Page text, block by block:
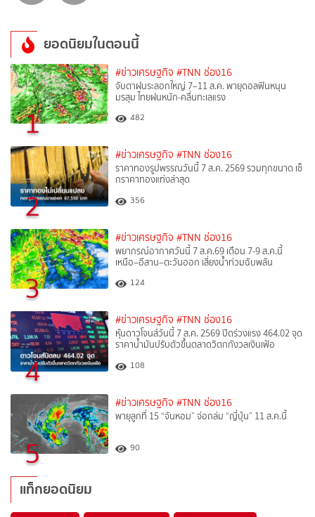
ยอดนิยมในตอนนี้
1
#ข่าวเศรษฐกิจ #TNN ช่อง16
จับตาฝนระลอกใหญ่ 7–11 ส.ค. พายุดอลฟินหนุน
มรสุม ไทยฝนหนัก-คลื่นทะเลแรง
482
2
#ข่าวเศรษฐกิจ #TNN ช่อง16
ราคาทองรูปพรรณวันนี้ 7 ส.ค. 2569 รวมทุกขนาด เช็
กราคาทองแท่งล่าสุด
356
3
#ข่าวเศรษฐกิจ #TNN ช่อง16
พยากรณ์อากาศวันนี้ 7 ส.ค.69 เตือน 7-9 ส.ค.นี้
เหนือ–อีสาน–ตะวันออก เสี่ยงน้ำท่วมฉับพลัน
124
4
#ข่าวเศรษฐกิจ #TNN ช่อง16
หุ้นดาวโจนส์วันนี้ 7 ส.ค. 2569 ปิดร่วงแรง 464.02 จุด
ราคาน้ำมันปรับตัวขึ้นตลาดวิตกกังวลเงินเฟ้อ
108
5
#ข่าวเศรษฐกิจ #TNN ช่อง16
พายุลูกที่ 15 “จันหอม” จ่อถล่ม “ญี่ปุ่น” 11 ส.ค.นี้
90
แท็กยอดนิยม